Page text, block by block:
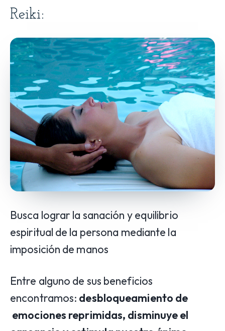
Reiki:
Busca lograr la sanación y equilibrio
espiritual de la persona mediante la
imposición de manos
Entre alguno de sus beneficios
encontramos: desbloqueamiento de
emociones reprimidas, disminuye el